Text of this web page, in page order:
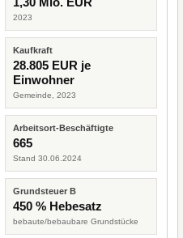
2023
Kaufkraft
28.805 EUR je
Einwohner
Gemeinde, 2023
Arbeitsort-Beschäftigte
665
Stand 30.06.2024
Grundsteuer B
450 % Hebesatz
bebaute/bebaubare Grundstücke